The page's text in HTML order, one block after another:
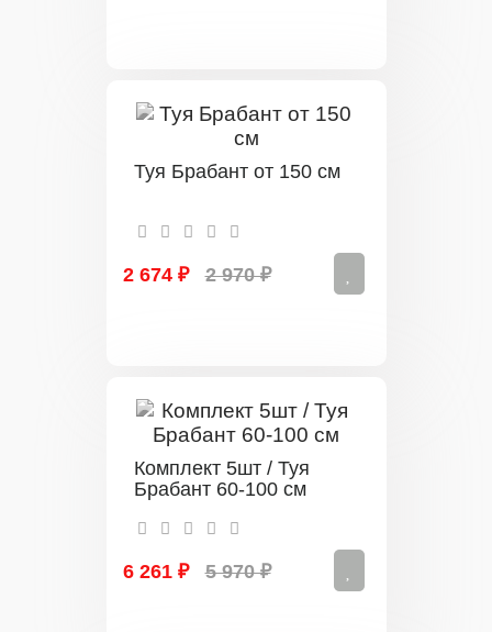
Туя Брабант от 150 см
2 674 ₽ 2 970 ₽
Комплект 5шт / Туя
Брабант 60-100 см
6 261 ₽ 5 970 ₽